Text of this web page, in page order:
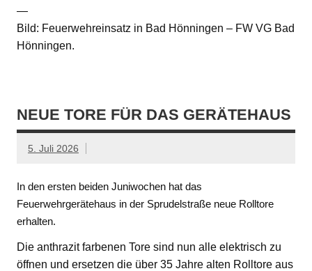
—
Bild: Feuerwehreinsatz in Bad Hönningen – FW VG Bad
Hönningen.
NEUE TORE FÜR DAS GERÄTEHAUS
5. Juli 2026
In den ersten beiden Juniwochen hat das
Feuerwehrgerätehaus in der Sprudelstraße neue Rolltore
erhalten.
Die anthrazit farbenen Tore sind nun alle elektrisch zu
öffnen und ersetzen die über 35 Jahre alten Rolltore aus